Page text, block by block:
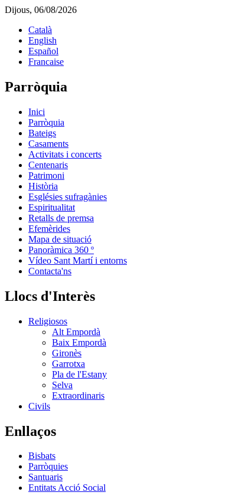
Dijous, 06/08/2026
Català
English
Español
Francaise
Parròquia
Inici
Parròquia
Bateigs
Casaments
Activitats i concerts
Centenaris
Patrimoni
Història
Esglésies sufragànies
Espiritualitat
Retalls de premsa
Efemèrides
Mapa de situació
Panoràmica 360 º
Vídeo Sant Martí i entorns
Contacta'ns
Llocs d'Interès
Religiosos
Alt Empordà
Baix Empordà
Gironès
Garrotxa
Pla de l'Estany
Selva
Extraordinaris
Civils
Enllaços
Bisbats
Parròquies
Santuaris
Entitats Acció Social